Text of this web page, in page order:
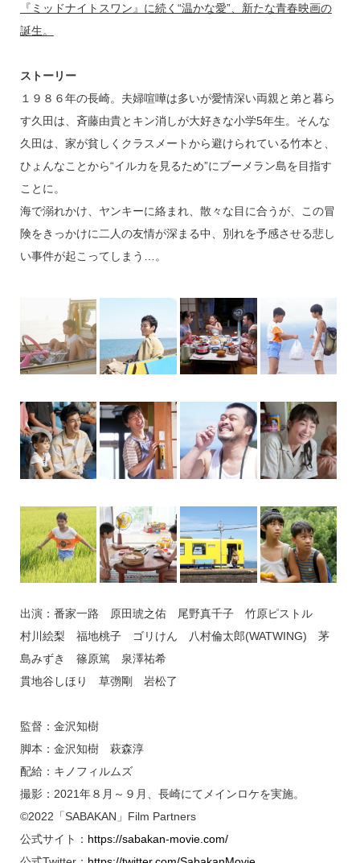
『ミッドナイトスワン』に続く“温かな愛”、新たな青春映画の
誕生。
ストーリー
１９８６年の長崎。夫婦喧嘩は多いが愛情深い両親と弟と暮ら
す久田は、斉藤由貴とキン消しが大好きな小学5年生。そんな
久田は、家が貧しくクラスメートから避けられている竹本と、
ひょんなことから“イルカを見るため”にブーメラン島を目指す
ことに。
海で溺れかけ、ヤンキーに絡まれ、散々な目に合うが、この冒
険をきっかけに二人の友情が深まる中、別れを予感させる悲し
い事件が起こってしまう…。
出演：番家一路 原田琥之佑 尾野真千子 竹原ピストル
村川絵梨 福地桃子 ゴリけん 八村倫太郎(WATWING) 茅
島みずき 篠原篤 泉澤祐希
貫地谷しほり 草彅剛 岩松了
監督：金沢知樹
脚本：金沢知樹 萩森淳
配給：キノフィルムズ
撮影：2021年８月～９月、長崎にてメインロケを実施。
©2022「SABAKAN」Film Partners
公式サイト： https://sabakan-movie.com/